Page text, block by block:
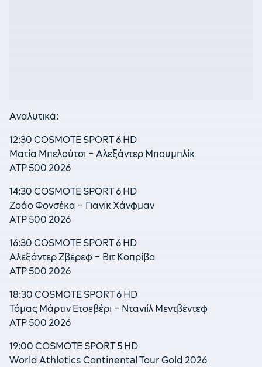
Αναλυτικά:
12:30 COSMOTE SPORT 6 HD
Ματία Μπελούτσι – Αλεξάντερ Μπουμπλίκ
ATP 500 2026
14:30 COSMOTE SPORT 6 HD
Ζοάο Φονσέκα – Γιανίκ Χάνφμαν
ATP 500 2026
16:30 COSMOTE SPORT 6 HD
Αλεξάντερ Ζβέρεφ – Βιτ Κοπρίβα
ATP 500 2026
18:30 COSMOTE SPORT 6 HD
Τόμας Μάρτιν Ετσεβέρι – Ντανιίλ Μεντβέντεφ
ATP 500 2026
19:00 COSMOTE SPORT 5 HD
World Athletics Continental Tour Gold 2026